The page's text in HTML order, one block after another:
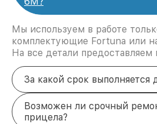
Мы используем в работе
комплектующие Fortuna или
На все детали предоставляем
За какой срок выполняется
Возможен ли срочный
прицела?